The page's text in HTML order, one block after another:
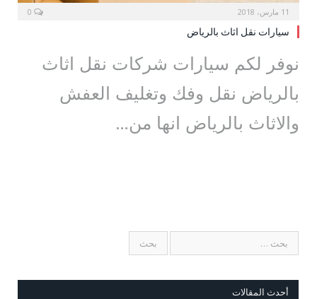
11 مارس، 2018
سيارات نقل اثاث بالرياض
نوفر لكم سيارات شركات نقل اثاث
بالرياض نقل وفك وتغليف العفش
والاثاث بالرياض انها من…
أحدث المقالات